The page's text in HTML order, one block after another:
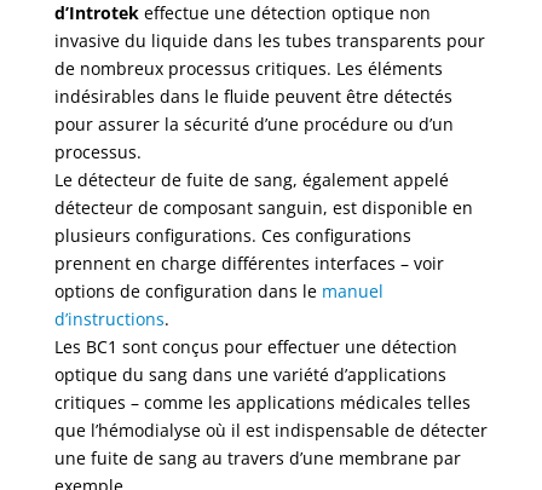
d’Introtekeffectue une détection optique non
invasive du liquide dans les tubes transparents pour
de nombreux processus critiques. Les éléments
indésirables dans le fluide peuvent être détectés
pour assurer la sécurité d’une procédure ou d’un
processus.
Le détecteur de fuite de sang, également appelé
détecteur de composant sanguin, est disponible en
plusieurs configurations. Ces configurations
prennent en charge différentes interfaces – voir
options de configuration dans le manuel
d’instructions.
Les BC1 sont conçus pour effectuer une détection
optique du sang dans une variété d’applications
critiques – comme les applications médicales telles
que l’hémodialyse où il est indispensable de détecter
une fuite de sang au travers d’une membrane par